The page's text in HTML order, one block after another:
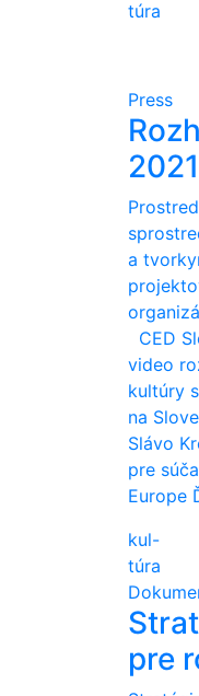
túra
Press
a
CED
video
kultúry
na
Slávo
pre
Europe
kul-
túra
pre